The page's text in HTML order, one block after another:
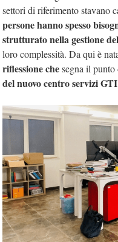
settori di riferimento stavano
persone hanno spesso
strutturato nella gestione
loro complessità. Da qui è
riflessione chesegna il punto
del nuovo centro servizi